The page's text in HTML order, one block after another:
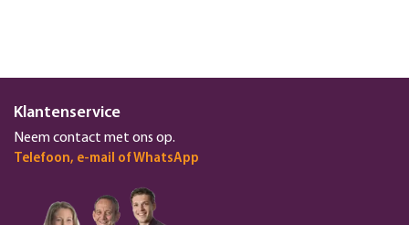
Klantenservice
Neem contact met ons op.
Telefoon, e-mail of WhatsApp